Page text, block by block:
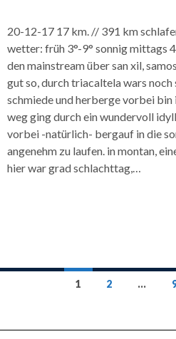
20-12-17 17 km. // 391 km
wetter: früh 3°-9° sonnig mittags
den mainstream über san xil,
gut so, durch triacaltela wars
schmiede und herberge vorbei
weg ging durch ein wundervoll
vorbei -natürlich- bergauf in die
angenehm zu laufen. in montan,
hier war grad schlachttag,…
1 2 …